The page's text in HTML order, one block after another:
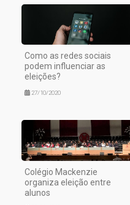
Como as redes sociais
podem influenciar as
eleições?
27/10/2020
Colégio Mackenzie
organiza eleição entre
alunos